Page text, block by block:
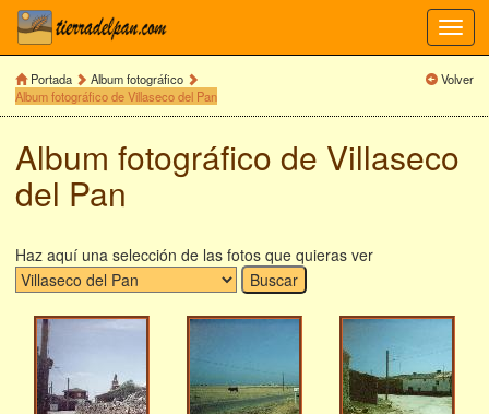
Portada
Album fotográfico
Album fotográfico de Villaseco del Pan
Volver
Album fotográfico de Villaseco
del Pan
Haz aquí una selección de las fotos que quieras ver